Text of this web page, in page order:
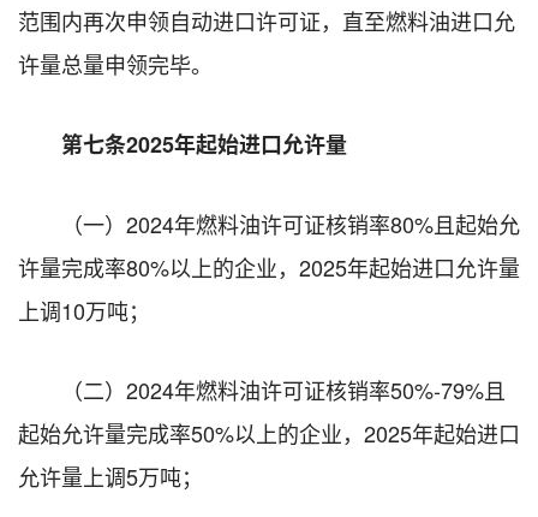
范围内再次申领自动进口许可证，直至燃料油进口允
许量总量申领完毕。
第七条2025年起始进口允许量
（一）2024年燃料油许可证核销率80%且起始允
许量完成率80%以上的企业，2025年起始进口允许量
上调10万吨；
（二）2024年燃料油许可证核销率50%-79%且
起始允许量完成率50%以上的企业，2025年起始进口
允许量上调5万吨；